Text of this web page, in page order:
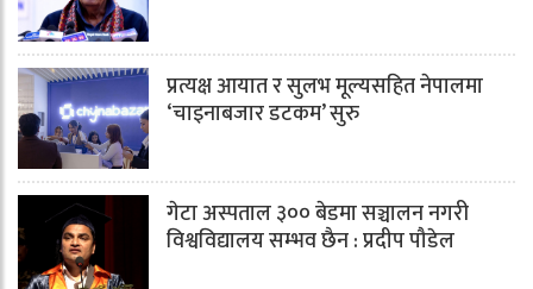
प्रत्यक्ष आयात र सुलभ मूल्यसहित नेपालमा
‘चाइनाबजार डटकम’ सुरु
गेटा अस्पताल ३०० बेडमा सञ्चालन नगरी
विश्वविद्यालय सम्भव छैन : प्रदीप पौडेल